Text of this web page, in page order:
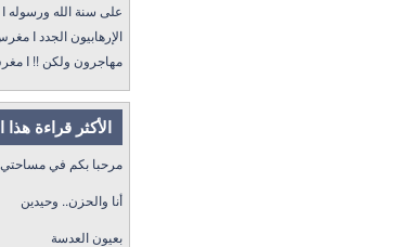
على سنة الله ورسوله I الحدود المغربية
الإرهابيون الجدد I مغرس
مهاجرون ولكن !! I مغرس
الأكثر قراءة هذا
مرحبا بكم في
أنا والحزن.. وحيدين
بعيون العدسة